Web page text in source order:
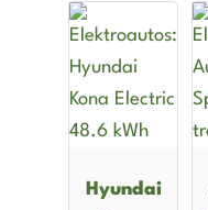
Hyundai